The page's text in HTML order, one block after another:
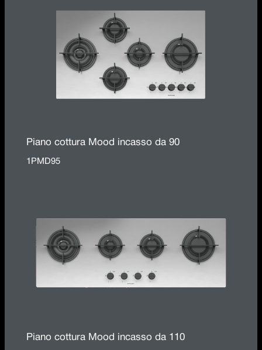
Piano cottura Mood incasso da 90
1PMD95
Piano cottura Mood incasso da 110